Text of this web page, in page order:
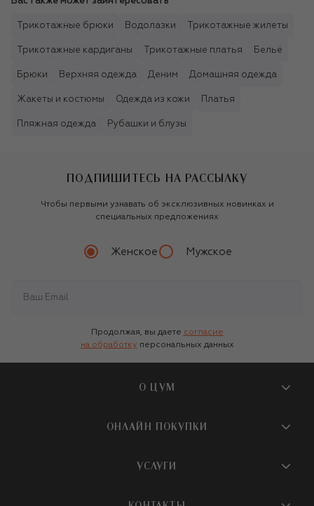
Трикотажные брюки Водолазки Трикотажные жилеты
Трикотажные кардиганы Трикотажные платья Бельё
Брюки Верхняя одежда Деним Домашняя одежда
Жакеты и костюмы Одежда из кожи Платья
Пляжная одежда Рубашки и блузы
ПОДПИШИТЕСЬ НА РАССЫЛКУ
Чтобы первыми узнавать об эксклюзивных новинках и
специальных предложениях
Женское Мужское
Продолжая, вы даете согласие
на обработку персональных данных
О ЦУМ
О магазине
Бутики и ПВЗ ЦУМ
ОНЛАЙН ПОКУПКИ
УСЛУГИ